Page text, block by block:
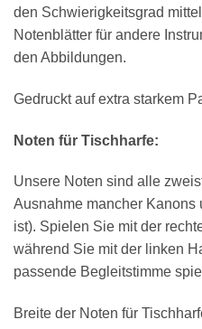
den Schwierigkeitsgrad
Notenblätter für andere
den Abbildungen.
Gedruckt auf extra starkem
Noten für Tischharfe:
Unsere Noten sind alle
Ausnahme mancher Kanons
ist). Spielen Sie mit der
während Sie mit der linken
passende Begleitstimme
Breite der Noten für
Chat Support
18 SAITEN 21 SAITEN